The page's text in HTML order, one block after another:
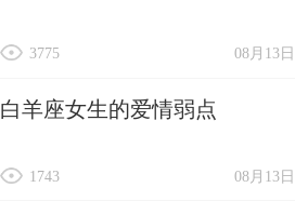
08月13日
3775
白羊座女生的爱情弱点
08月13日
1743